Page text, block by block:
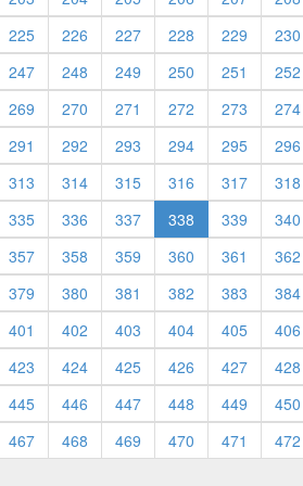
225 226 227 228 229
230
247 248 249 250 251
252
269 270 271 272 273
274
291 292 293 294 295
296
313 314 315 316 317
318
335 336 337 338 339
340
357 358 359 360 361
362
379 380 381 382 383
384
401 402 403 404 405
406
423 424 425 426 427
428
445 446 447 448 449
450
467 468 469 470 471
472